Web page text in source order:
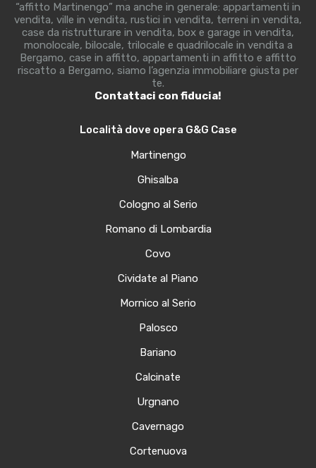
“affitto Martinengo” ma anche in generale: appartamenti in
vendita, ville in vendita, rustici in vendita, terreni in vendita,
case da ristrutturare in vendita, box e garage in vendita,
monolocale, bilocale, trilocale e quadrilocale in vendita a
Bergamo, case in affitto, appartamenti in affitto e affitto
riscatto a Bergamo, siamo l’agenzia immobiliare giusta per
te.
Contattaci con fiducia!
Località dove opera G&G Case
Martinengo
Ghisalba
Cologno al Serio
Romano di Lombardia
Covo
Cividate al Piano
Mornico al Serio
Palosco
Bariano
Calcinate
Urgnano
Cavernago
Cortenuova